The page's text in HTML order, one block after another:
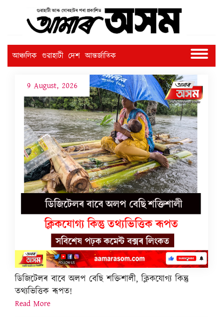
আঞ্চলিক গুৱাহাটী দেশ আন্তৰ্জাতিক
9 August, 2026
ডিজিটেলৰ বাবে অলপ বেছি শক্তিশালী, ক্লিকযোগ্য কিন্তু
তথ্যভিত্তিক ৰূপত!
Read More